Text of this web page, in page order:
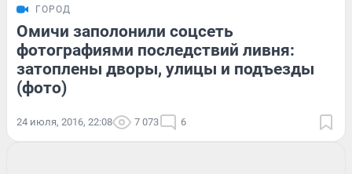
ГОРОД
Омичи заполонили соцсеть
фотографиями последствий ливня:
затоплены дворы, улицы и подъезды
(фото)
24 июля, 2016, 22:08 7 073 6